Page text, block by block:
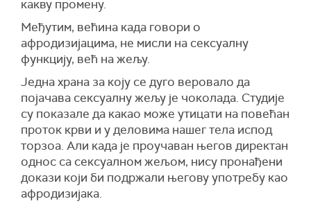
какву промену.
Међутим, већина када говори о
афродизијацима, не мисли на сексуалну
функцију, већ на жељу.
Једна храна за коју се дуго веровало да
појачава сексуалну жељу је чоколада. Студије
су показале да какао може утицати на повећан
проток крви и у деловима нашег тела испод
торзоа. Али када је проучаван његов директан
однос са сексуалном жељом, нису пронађени
докази који би подржали његову употребу као
афродизијака.